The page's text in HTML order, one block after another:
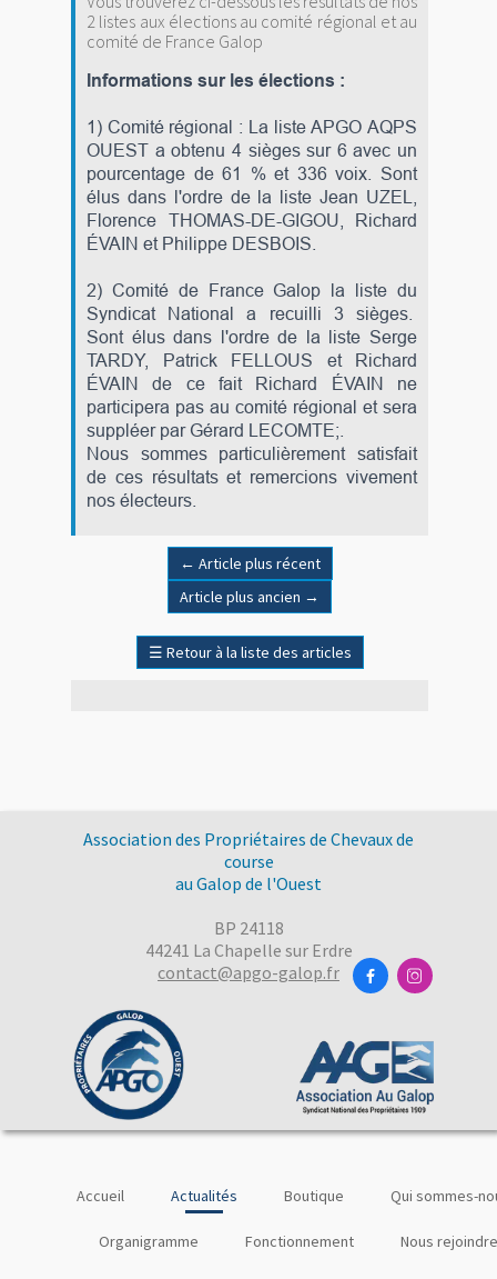
 
Accueil Actualités Boutique Qui sommes-
Organigramme Fonctionnement Nous rejoindre
Association des Propriétaires de Chevaux de
course
au Galop de l'Ouest
BP 24118
44241 La Chapelle sur Erdre
contact@apgo-galop.fr
2 listes aux élections au comité régional et au
comité de France Galop
Informations sur les élections :
1) Comité régional : La liste APGO AQPS
OUEST a obtenu 4 sièges sur 6 avec un
pourcentage de 61 % et 336 voix. Sont
élus dans l'ordre de la liste Jean UZEL,
Florence THOMAS-DE-GIGOU, Richard
ÉVAIN et Philippe DESBOIS.
2) Comité de France Galop la liste du
Syndicat National a recuilli 3 sièges.
Sont élus dans l'ordre de la liste Serge
TARDY, Patrick FELLOUS et Richard
ÉVAIN de ce fait Richard ÉVAIN ne
participera pas au comité régional et sera
suppléer par Gérard LECOMTE;.
Nous sommes particulièrement satisfait
de ces résultats et remercions vivement
nos électeurs.
← Article plus récent
Article plus ancien →
☰ Retour à la liste des articles